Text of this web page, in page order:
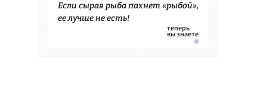
Если сырая рыба пахнет «рыбой»,
ее лучше не есть!